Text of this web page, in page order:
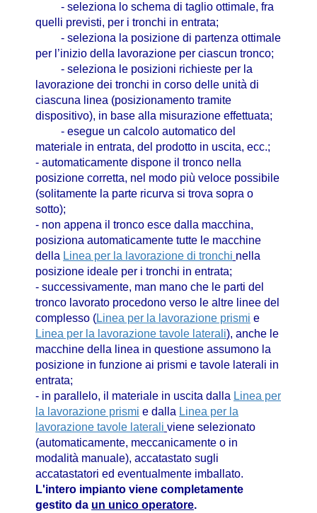
- seleziona lo schema di taglio ottimale, fra
quelli previsti, per i tronchi in entrata;
- seleziona la posizione di partenza ottimale
per l’inizio della lavorazione per ciascun tronco;
- seleziona le posizioni richieste per la
lavorazione dei tronchi in corso delle unità di
ciascuna linea (posizionamento tramite
dispositivo), in base alla misurazione effettuata;
- esegue un calcolo automatico del
materiale in entrata, del prodotto in uscita, ecc.;
- automaticamente dispone il tronco nella
posizione corretta, nel modo più veloce possibile
(solitamente la parte ricurva si trova sopra o
sotto);
- non appena il tronco esce dalla macchina,
posiziona automaticamente tutte le macchine
della Linea per la lavorazione di tronchi nella
posizione ideale per i tronchi in entrata;
- successivamente, man mano che le parti del
tronco lavorato procedono verso le altre linee del
complesso (Linea per la lavorazione prismi e
Linea per la lavorazione tavole laterali), anche le
macchine della linea in questione assumono la
posizione in funzione ai prismi e tavole laterali in
entrata;
- in parallelo, il materiale in uscita dalla Linea per
la lavorazione prismi e dalla Linea per la
lavorazione tavole laterali viene selezionato
(automaticamente, meccanicamente o in
modalità manuale), accatastato sugli
accatastatori ed eventualmente imballato.
L'intero impianto viene completamente
gestito da un unico operatore.